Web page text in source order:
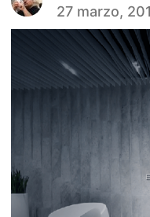
27 marzo,